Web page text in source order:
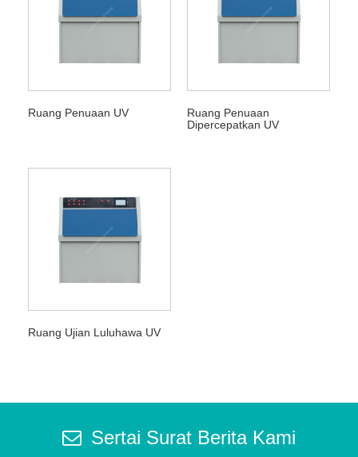
Ruang Penuaan UV
Ruang Penuaan
Dipercepatkan UV
Ruang Ujian Luluhawa UV
Sertai Surat Berita Kami